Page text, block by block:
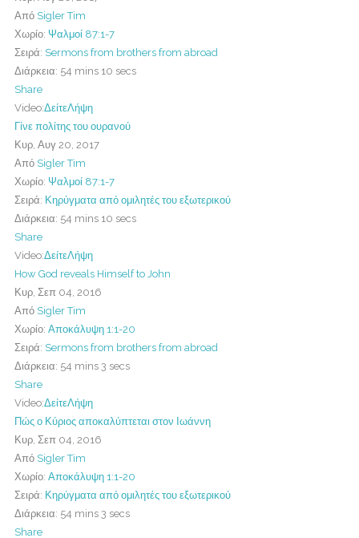
Από Sigler Tim
Χωρίο: Ψαλμοί 87:1-7
Σειρά: Sermons from brothers from abroad
Διάρκεια: 54 mins 10 secs
Share
Video:ΔείτεΛήψη
Γίνε πολίτης του ουρανού
Κυρ, Αυγ 20, 2017
Από Sigler Tim
Χωρίο: Ψαλμοί 87:1-7
Σειρά: Κηρύγματα από ομιλητές του εξωτερικού
Διάρκεια: 54 mins 10 secs
Share
Video:ΔείτεΛήψη
How God reveals Himself to John
Κυρ, Σεπ 04, 2016
Από Sigler Tim
Χωρίο: Αποκάλυψη 1:1-20
Σειρά: Sermons from brothers from abroad
Διάρκεια: 54 mins 3 secs
Share
Video:ΔείτεΛήψη
Πώς ο Κύριος αποκαλύπτεται στον Ιωάννη
Κυρ, Σεπ 04, 2016
Από Sigler Tim
Χωρίο: Αποκάλυψη 1:1-20
Σειρά: Κηρύγματα από ομιλητές του εξωτερικού
Διάρκεια: 54 mins 3 secs
Share